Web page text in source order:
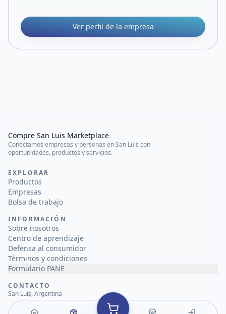
Ver perfil de la empresa
Compre San Luis Marketplace
Conectamos empresas y personas en San Luis con
oportunidades, productos y servicios.
EXPLORAR
Productos
Empresas
Bolsa de trabajo
INFORMACIÓN
Sobre nosotros
Centro de aprendizaje
Defensa al consumidor
Términos y condiciones
Formulario PANE
CONTACTO
San Luis, Argentina